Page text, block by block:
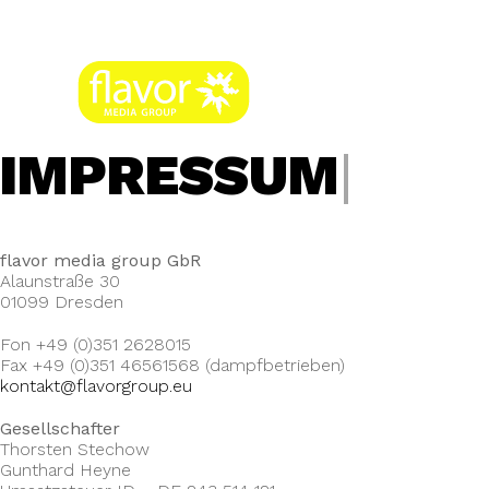
IMPRESSUM|
flavor media group GbR
Alaunstraße 30
01099 Dresden
Fon +49 (0)351 2628015
Fax +49 (0)351 46561568 (dampfbetrieben)
kontakt@flavorgroup.eu
Gesellschafter
Thorsten Stechow
Gunthard Heyne